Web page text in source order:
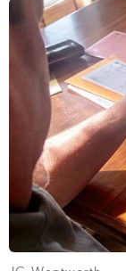
Riêng app
thưởng Ứng
trong 2 năm
Magazines
Đặc biệt,
1 ứng dụng
nhất tại Việt
Play.